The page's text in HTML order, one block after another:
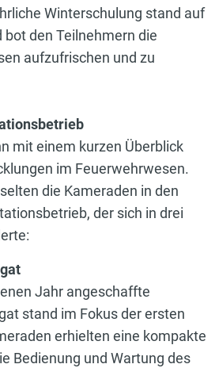
Winterschulung stand auf
den Teilnehmern die
aufzufrischen und zu
mit einem kurzen Überblick
im Feuerwehrwesen.
die Kameraden in den
der sich in drei
Jahr angeschaffte
stand im Fokus der ersten
erhielten eine kompakte
Bedienung und Wartung des